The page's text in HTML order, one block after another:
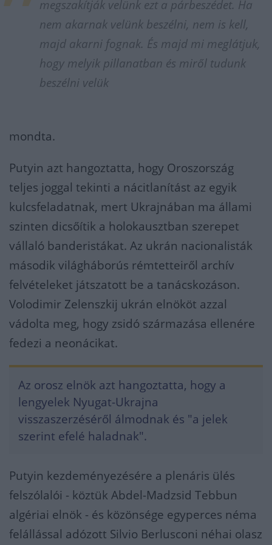
megszakítják velünk ezt a párbeszédet. Ha
nem akarnak velünk beszélni, nem is kell,
majd akarni fognak. És majd mi meglátjuk,
hogy melyik pillanatban és miről tudunk
beszélni velük
mondta.
Putyin azt hangoztatta, hogy Oroszország
teljes joggal tekinti a nácitlanítást az egyik
kulcsfeladatnak, mert Ukrajnában ma állami
szinten dicsőítik a holokausztban szerepet
vállaló banderistákat. Az ukrán nacionalisták
második világháborús rémtetteiről archív
felvételeket játszatott be a tanácskozáson.
Volodimir Zelenszkij ukrán elnököt azzal
vádolta meg, hogy zsidó származása ellenére
fedezi a neonácikat.
Az orosz elnök azt hangoztatta, hogy a
lengyelek Nyugat-Ukrajna
visszaszerzéséről álmodnak és "a jelek
szerint efelé haladnak".
Putyin kezdeményezésére a plenáris ülés
felszólalói - köztük Abdel-Madzsid Tebbun
algériai elnök - és közönsége egyperces néma
felállással adózott Silvio Berlusconi néhai olasz